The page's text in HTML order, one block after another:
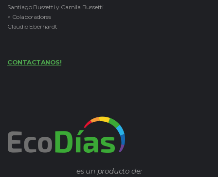
Santiago Bussetti y Camila Bussetti
> Colaboradores
Claudio Eberhardt
CONTACTANOS!
es un producto de: